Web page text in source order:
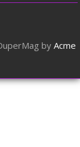
byAcme